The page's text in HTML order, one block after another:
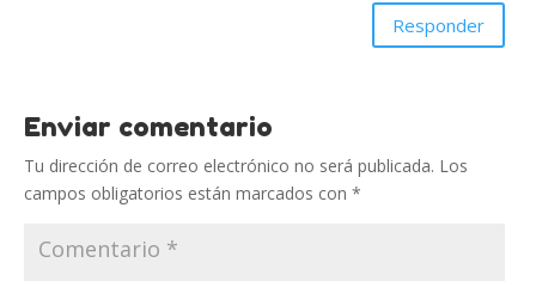
Responder
Enviar comentario
Tu dirección de correo electrónico no será publicada. Los
campos obligatorios están marcados con *